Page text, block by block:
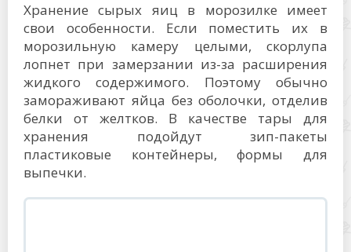
Хранение сырых яиц в морозилке имеет
свои особенности. Если поместить их в
морозильную камеру целыми, скорлупа
лопнет при замерзании из-за расширения
жидкого содержимого. Поэтому обычно
замораживают яйца без оболочки, отделив
белки от желтков. В качестве тары для
хранения подойдут зип-пакеты
пластиковые контейнеры, формы для
выпечки.